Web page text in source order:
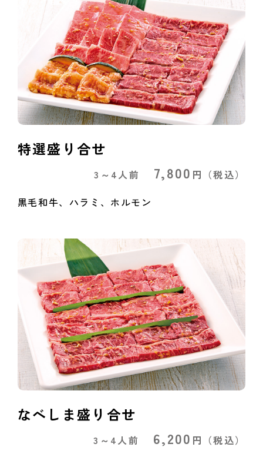
特選盛り合せ
3～4人前 7,800 円 （税込）
黒毛和牛、ハラミ、ホルモン
なべしま盛り合せ
3～4人前 6,200 円 （税込）